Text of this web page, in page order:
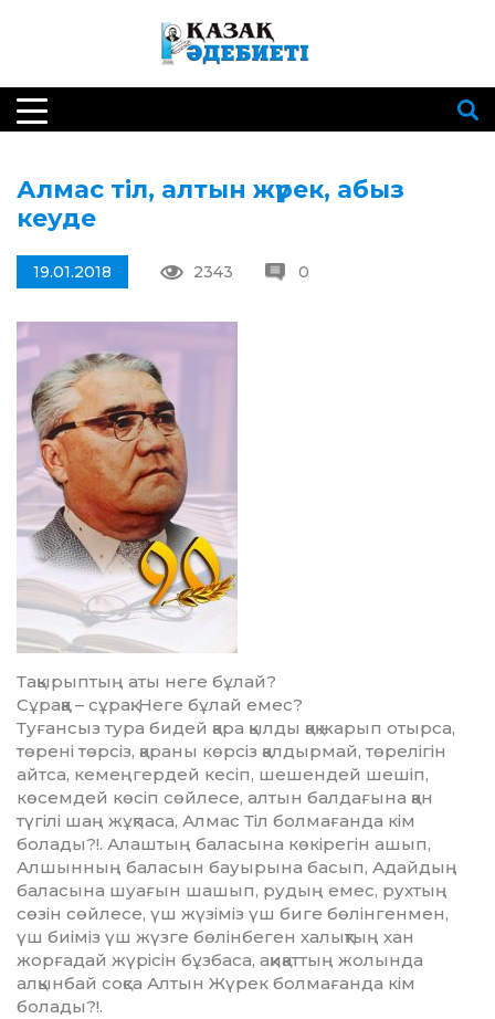
Алмас тіл, алтын жүрек, абыз
кеуде
19.01.2018 2343 0
Тақырыптың аты неге бұлай?
Сұраққа – сұрақ: Неге бұлай емес?
Туғансыз тура бидей қара қыл­ды қақ жарып отырса,
төрені төр­сіз, қараны көрсіз қалдырмай, тө­релігін
айтса, кемеңгердей кесіп, шешендей шешіп,
көсемдей көсіп сөйлесе, алтын балдағына қан
түгілі шаң жұқпаса, Алмас Тіл бол­мағанда кім
болады?!. Алаштың ба­ласына көкірегін ашып,
Алшын­ның баласын бауырына басып, Адайдың
баласына шуағын ша­шып, рудың емес, рухтың
сөзін сөй­лесе, үш жүзіміз үш биге бөлін­ген­мен,
үш биіміз үш жүзге бөлін­бе­ген халықтың хан
жорғадай жү­рі­сін бұзбаса, ақиқаттың жо­лында
алқынбай соқса Алтын Жүрек болмағанда кім
болады?!.